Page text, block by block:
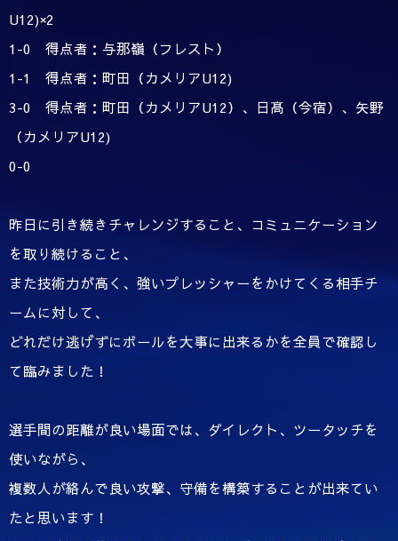
U12)×2
1-0 得点者：与那嶺（フレスト）
1-1 得点者：町田（カメリアU12)
3-0 得点者：町田（カメリアU12）、日髙（今宿）、矢野
（カメリアU12)
0-0
昨日に引き続きチャレンジすること、コミュニケーション
を取り続けること、
また技術力が高く、強いプレッシャーをかけてくる相手チ
ームに対して、
どれだけ逃げずにボールを大事に出来るかを全員で確認し
て臨みました！
選手間の距離が良い場面では、ダイレクト、ツータッチを
使いながら、
複数人が絡んで良い攻撃、守備を構築することが出来てい
たと思います！